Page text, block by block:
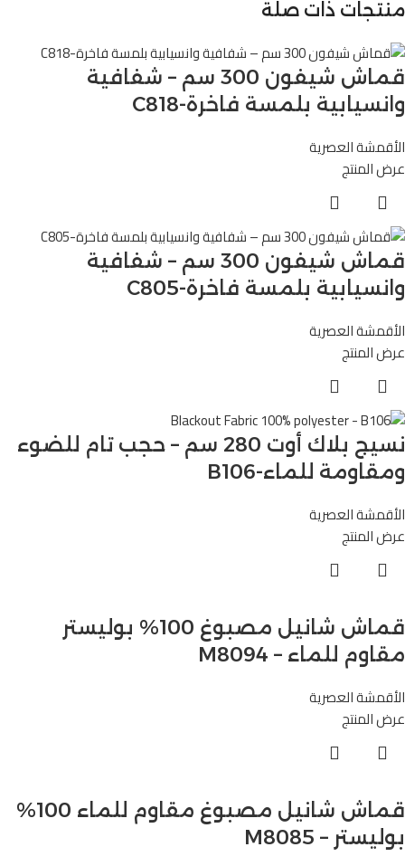
منتجات ذات صلة
قماش شيفون 300 سم – شفافية
وانسيابية بلمسة فاخرة-C818
الأقمشة العصرية
عرض المنتج
قماش شيفون 300 سم – شفافية
وانسيابية بلمسة فاخرة-C805
الأقمشة العصرية
عرض المنتج
نسيج بلاك أوت 280 سم – حجب تام للضوء
ومقاومة للماء-B106
الأقمشة العصرية
عرض المنتج
قماش شانيل مصبوغ 100% بوليستر
مقاوم للماء – M8094
الأقمشة العصرية
عرض المنتج
قماش شانيل مصبوغ مقاوم للماء 100%
بوليستر – M8085